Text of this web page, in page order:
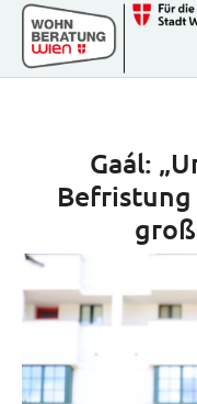
Zum Hauptinhalt springen
Skip to page footer
Gaál: